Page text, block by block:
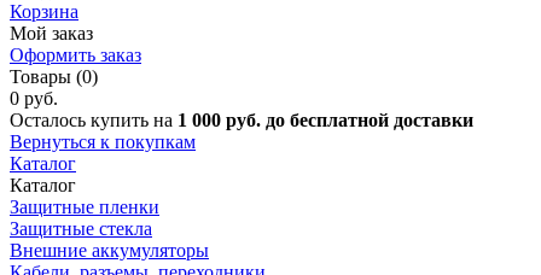
Корзина
Мой заказ
Оформить заказ
Товары (0)
0 руб.
Осталось купить на 1 000 руб. до бесплатной доставки
Вернуться к покупкам
Каталог
Каталог
Защитные пленки
Защитные стекла
Внешние аккумуляторы